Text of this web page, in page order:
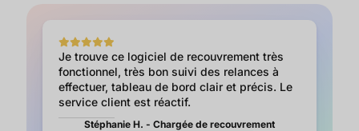
Je trouve ce logiciel de recouvrement très
fonctionnel, très bon suivi des relances à
effectuer, tableau de bord clair et précis. Le
service client est réactif.
Stéphanie H. - Chargée de recouvrement